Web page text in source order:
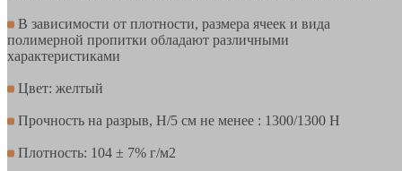
В зависимости от плотности, размера ячеек и вида
полимерной пропитки обладают различными
характеристиками
Цвет: желтый
Прочность на разрыв, Н/5 см не менее : 1300/1300 Н
Плотность: 104 ± 7% г/м2